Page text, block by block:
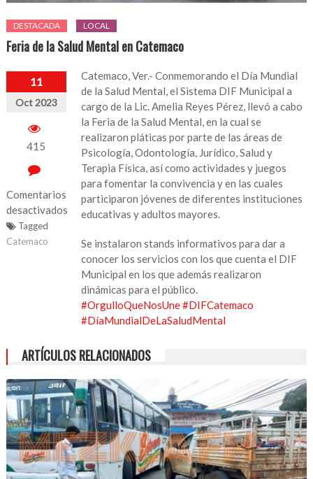
DESTACADA LOCAL
Feria de la Salud Mental en Catemaco
11
Oct 2023
415
Comentarios
desactivados
en
Feria
Catemaco, Ver.- Conmemorando el Día Mundial
de la Salud Mental, el Sistema DIF Municipal a
cargo de la Lic. Amelia Reyes Pérez, llevó a cabo
la Feria de la Salud Mental, en la cual se
realizaron pláticas por parte de las áreas de
Psicología, Odontología, Jurídico, Salud y
Terapia Física, así como actividades y juegos
para fomentar la convivencia y en las cuales
participaron jóvenes de diferentes instituciones
educativas y adultos mayores.
Se instalaron stands informativos para dar a
conocer los servicios con los que cuenta el DIF
Municipal en los que además realizaron
dinámicas para el público.
#OrgulloQueNosUne#DIFCatemaco
#DíaMundialDeLaSaludMental
Tagged
Catemaco
ARTÍCULOS RELACIONADOS